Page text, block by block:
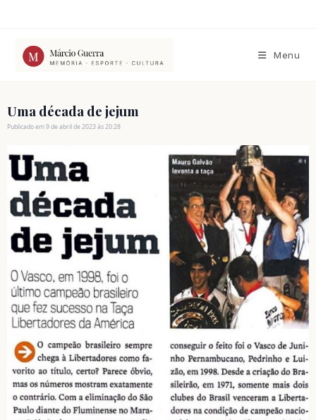
conteúdo
Menu
Uma década de jejum
Publicado em 9 de abril de 2023 às 20:28